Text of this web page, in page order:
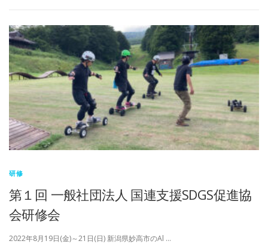
研修
第１回 一般社団法人 国連支援SDGS促進協
会研修会
2022年8月19日(金)～21日(日) 新潟県妙高市のAl …